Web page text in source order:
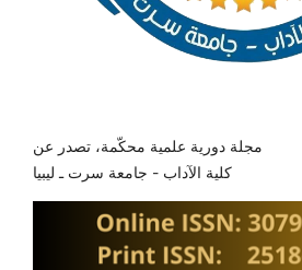
مجلة دورية علمية محكّمة، تصدر عن
كلية الآداب - جامعة سرت ـ ليبيا